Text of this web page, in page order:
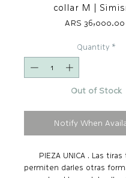
collar M |
ARS 36,000.00
Quantity *
Out of Stock
Notify When
PIEZA UNICA . Las
permiten darles otras